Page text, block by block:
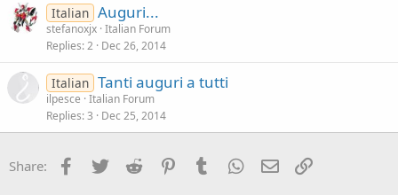
Italian Auguri...
stefanoxjx Italian Forum
Replies 2 Dec 26, 2014
Italian Tanti auguri a tutti
ilpesce Italian Forum
Replies 3 Dec 25, 2014
Share: Facebook
Twitter Reddit PinterestTumblr WhatsApp
Email